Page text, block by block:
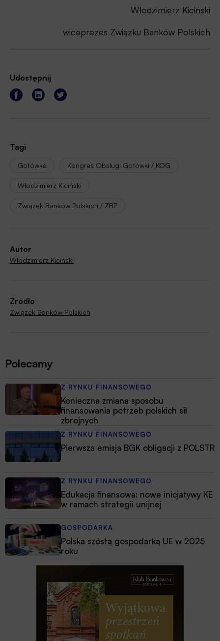
Włodzimierz Kiciński
wiceprezes Związku Banków Polskich
Udostępnij
Tagi
Gotówka Kongres Obsługi Gotówki / KOG
Włodzimierz Kiciński
Związek Banków Polskich / ZBP
Autor
Włodzimierz Kiciński
Źródło
Związek Banków Polskich
Polecamy
Z RYNKU FINANSOWEGO
Konieczna zmiana sposobu
finansowania potrzeb polskich sił
zbrojnych
Z RYNKU FINANSOWEGO
Pierwsza emisja BGK obligacji z POLSTR
Z RYNKU FINANSOWEGO
Edukacja finansowa: nowe inicjatywy KE
w ramach strategii unijnej
GOSPODARKA
Polska szóstą gospodarką UE w 2025
roku